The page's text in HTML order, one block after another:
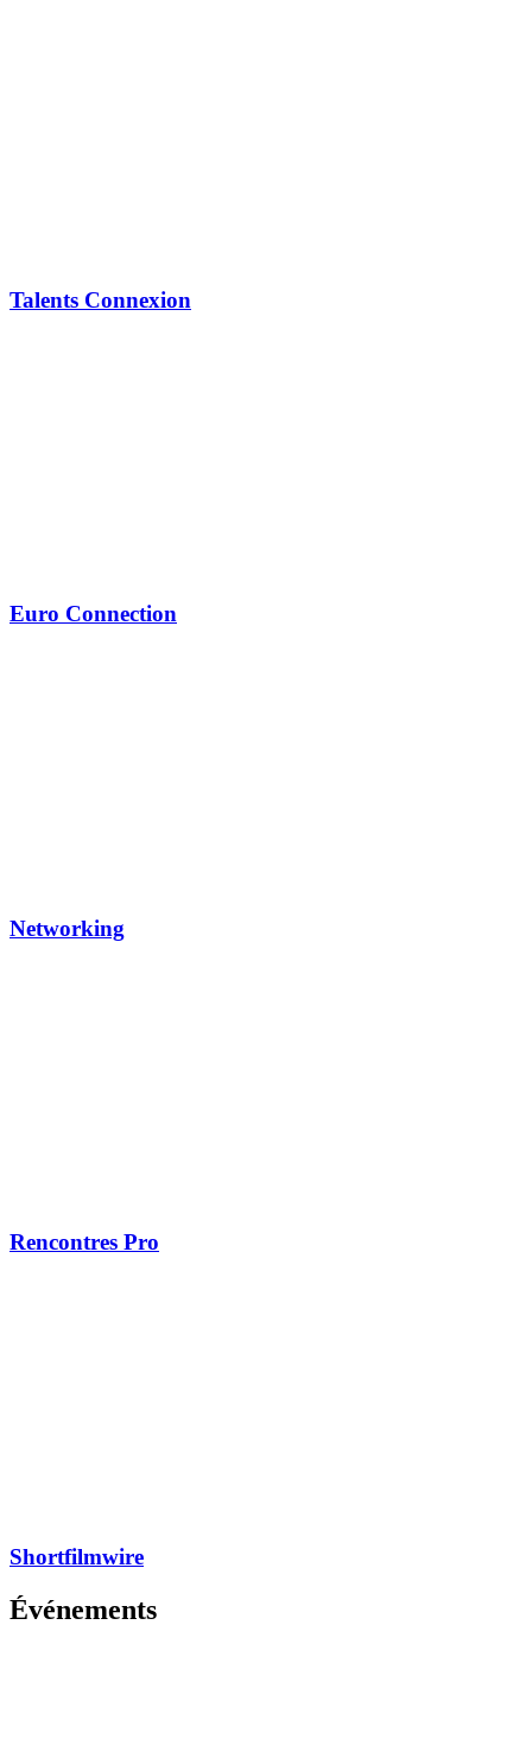
Talents Connexion
Euro Connection
Networking
Rencontres Pro
Shortfilmwire
Événements